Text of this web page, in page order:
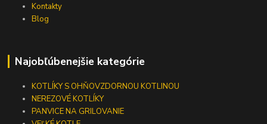
Kontakty
Blog
Najobľúbenejšie kategórie
KOTLÍKY S OHŇOVZDORNOU KOTLINOU
NEREZOVÉ KOTLÍKY
PANVICE NA GRILOVANIE